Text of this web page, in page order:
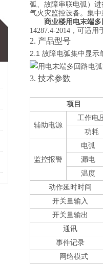
弧、故障串联电弧）
气火灾监控设备。 集中
商业楼用电末端
14287.4-2014 ，可适
2. 产品型号
2.1 故障电弧集中显示
3. 技术参数
项目
辅助电源
工作电
功耗
监控报警
电弧
漏电
温度
动作延时时间
开关量输入
开关量输出
通讯
事件记录
网络模式